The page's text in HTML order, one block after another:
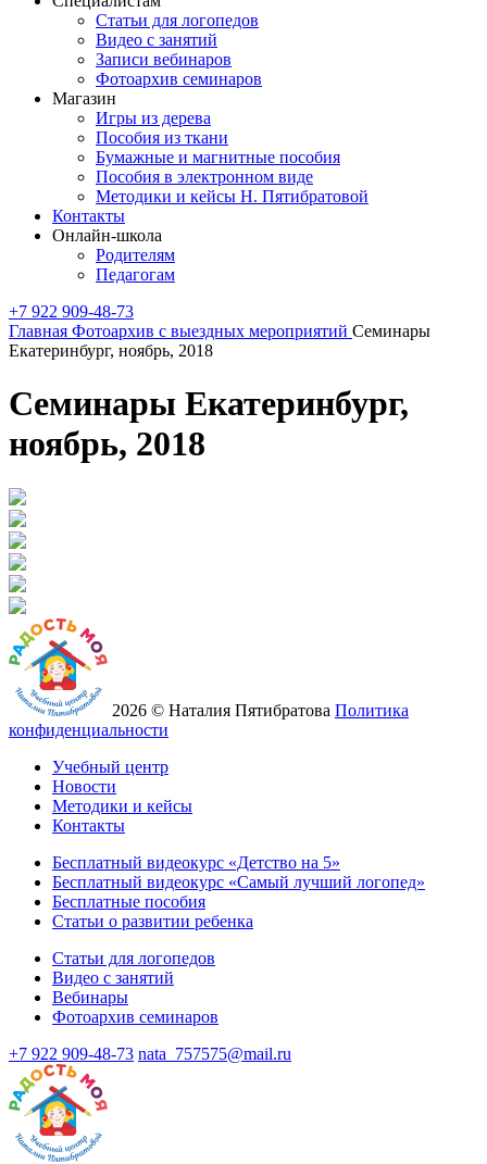
Статьи для логопедов
Видео с занятий
Записи вебинаров
Фотоархив семинаров
Магазин
Игры из дерева
Пособия из ткани
Бумажные и магнитные пособия
Пособия в электронном виде
Методики и кейсы Н. Пятибратовой
Контакты
Онлайн-школа
Родителям
Педагогам
+7 922 909-48-73
Главная Фотоархив с выездных мероприятий Семинары
Екатеринбург, ноябрь, 2018
Семинары Екатеринбург,
ноябрь, 2018
2026 © Наталия Пятибратова Политика
конфиденциальности
Учебный центр
Новости
Методики и кейсы
Контакты
Бесплатный видеокурс «Детство на 5»
Бесплатный видеокурс «Самый лучший логопед»
Бесплатные пособия
Статьи о развитии ребенка
Статьи для логопедов
Видео с занятий
Вебинары
Фотоархив семинаров
+7 922 909-48-73 nata_757575@mail.ru